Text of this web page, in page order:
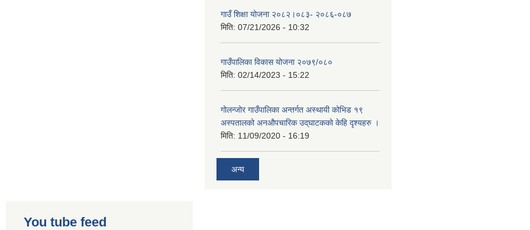
गाउँ शिक्षा योजना २०८२।०८३- २०८६-०८७
मिति: 07/21/2026 - 10:32
गाउँपालिका विकास योजना २०७९/०८०
मिति: 02/14/2023 - 15:22
गोलन्जोर गाउँपालिका अन्तर्गत अस्थायी कोभिड १९
अस्पतालको अनऔपचारिक उद्‌घाटकको केहि दृश्यहरु ।
मिति: 11/09/2020 - 16:19
अन्य
You tube feed